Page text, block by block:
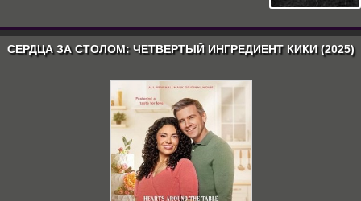
СЕРДЦА ЗА СТОЛОМ: ЧЕТВЕРТЫЙ ИНГРЕДИЕНТ КИКИ (2025)